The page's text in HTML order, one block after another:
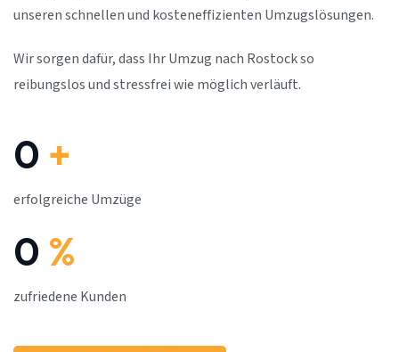
unseren schnellen und kosteneffizienten Umzugslösungen.
Wir sorgen dafür, dass Ihr Umzug nach Rostock so
reibungslos und stressfrei wie möglich verläuft.
0 +
erfolgreiche Umzüge
0 %
zufriedene Kunden